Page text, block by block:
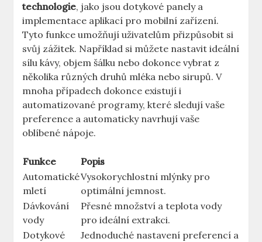
technologie, ‌jako jsou dotykové panely a
implementace aplikací pro‌ mobilní zařízení.‍
Tyto⁢ funkce umožňují uživatelům přizpůsobit si
svůj zážitek. Například si můžete nastavit ideální
sílu kávy, objem⁣ šálku nebo dokonce vybrat z
několika ⁤různých druhů mléka nebo sirupů. ⁣V
mnoha případech dokonce ⁢existují i
automatizované programy,‌ které ⁤sledují ​vaše
preference⁤ a automaticky navrhují vaše
oblíbené nápoje.
Funkce
Popis
Automatické
mletí
Vysokorychlostní‌ mlýnky pro
optimální jemnost.
Dávkování
vody
Přesné množství a teplota ‌vody
pro ideální extrakci.
Dotykové​
Jednoduché nastavení preferencí a